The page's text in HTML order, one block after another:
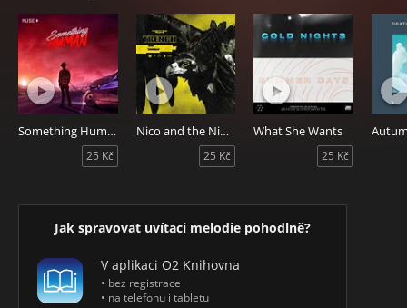
Something Human
25 Kč
Nico and the Niners
25 Kč
What She Wants
25 Kč
Jak spravovat uvítaci melodie pohodlně?
V aplikaci O2 Knihovna
• bez registrace
• na telefonu i tabletu